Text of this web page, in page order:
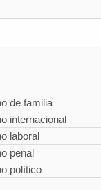
de familia
internacional
laboral
penal
político